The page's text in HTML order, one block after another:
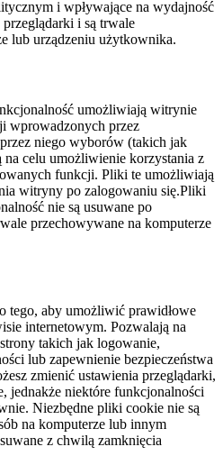
i wpływające na wydajność
i są trwale
lub urządzeniu użytkownika.
umożliwiają witrynie
wprowadzonych przez
niego wyborów (takich jak
celu umożliwienie korzystania z
funkcji. Pliki te umożliwiają
witryny po zalogowaniu się.Pliki
nie są usuwane po
przechowywane na komputerze
tego, aby umożliwić prawidłowe
internetowym. Pozwalają na
takich jak logowanie,
lub zapewnienie bezpieczeństwa
zmienić ustawienia przeglądarki,
jednakże niektóre funkcjonalności
Niezbędne pliki cookie nie są
na komputerze lub innym
z chwilą zamknięcia